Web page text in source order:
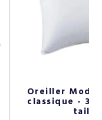
Oreiller
classique - 3